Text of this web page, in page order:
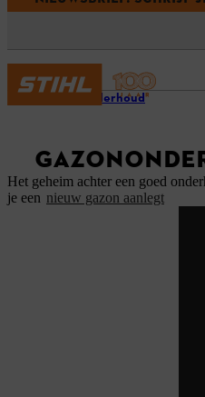
Tuinonderhoud
Het geheim achter een goed
je een nieuw gazon aanlegt